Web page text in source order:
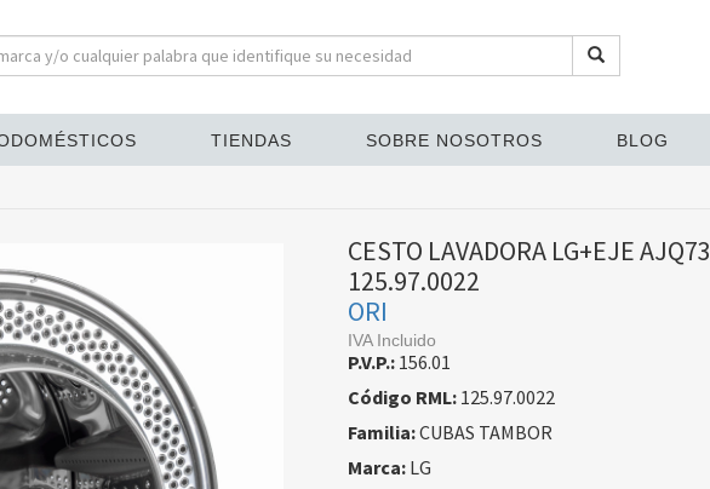
TIENDAS SOBRE NOSOTROS BLOG
CESTO LAVADORA LG+EJE
125.97.0022
ORI
IVA Incluido
P.V.P.: 156.01
Código RML:125.97.0022
Familia:CUBAS TAMBOR
Marca:LG